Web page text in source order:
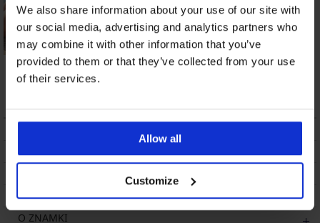
We also share information about your use of our site with
our social media, advertising and analytics partners who
may combine it with other information that you’ve
provided to them or that they’ve collected from your use
of their services.
Allow all
Customize
Dvodelne kopalke
Roselux II
Dvodelne kopalke
DOSTAVA IN PLAČILO
VZDRŽEVANJE IN PRANJE
O ZNAMKI